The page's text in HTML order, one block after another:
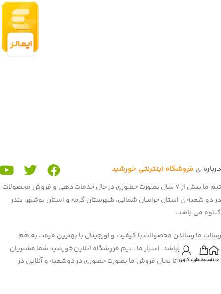
درباره ی فروشگاه اینترنتی خورشید
تیم ما بیش از 7 سال بصورت حضوری در حال خدمات دهی و فروش محصولات
در دو شعبه ی استان خراسان شمالی، شهرستان گرمه و استان بوشهر، بندر
گناوه می باشد.
رسالت ما رساندن محصولات با کیفیت و اورجینال با بهترین قیمت به هم
میهنان عزیز میباشد. اعتبار ما ، تیم فروشگاه آنلاین خورشید شما مشتریان
عزیز می باشید. تا بحال فروش ما بصورت حضوری در دوشعبه و آنلاین در
خانهسبد خرید
حساب کاربری من